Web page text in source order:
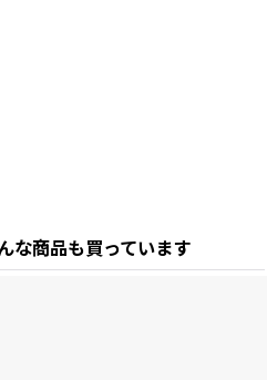
な商品も買っています